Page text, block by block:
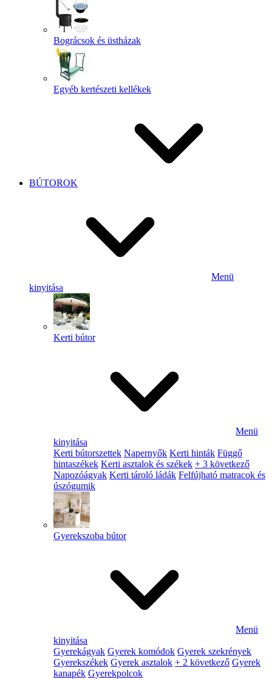
Bográcsok és üstházak
Egyéb kertészeti kellékek
BÚTOROK
Menü
kinyitása
Kerti bútor
Menü
kinyitása
Kerti bútorszettek Napernyők Kerti hinták Függő
hintaszékek Kerti asztalok és székek + 3 következő
Napozóágyak Kerti tároló ládák Felfújható matracok és
úszógumik
Gyerekszoba bútor
Menü
kinyitása
Gyerekágyak Gyerek komódok Gyerek szekrények
Gyerekszékek Gyerek asztalok + 2 következő Gyerek
kanapék Gyerekpolcok